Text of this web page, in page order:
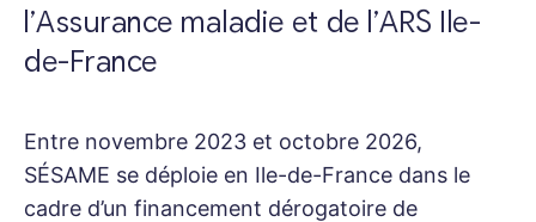
l’Assurance maladie et de l’ARS Ile-
de-France
Entre novembre 2023 et octobre 2026,
SÉSAME se déploie en Ile-de-France dans le
cadre d’un financement dérogatoire de